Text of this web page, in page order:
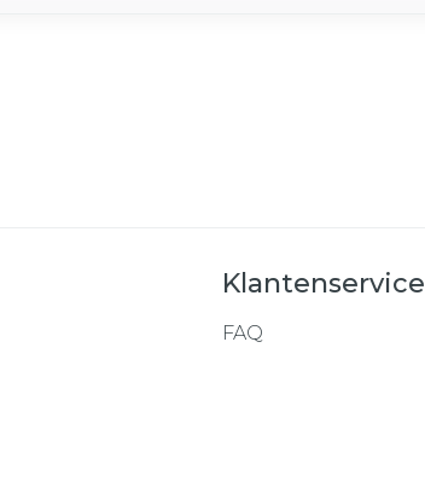
Klantenservice
FAQ